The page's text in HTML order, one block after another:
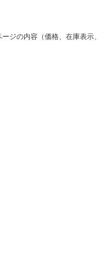
ジの内容（価格、在庫表示